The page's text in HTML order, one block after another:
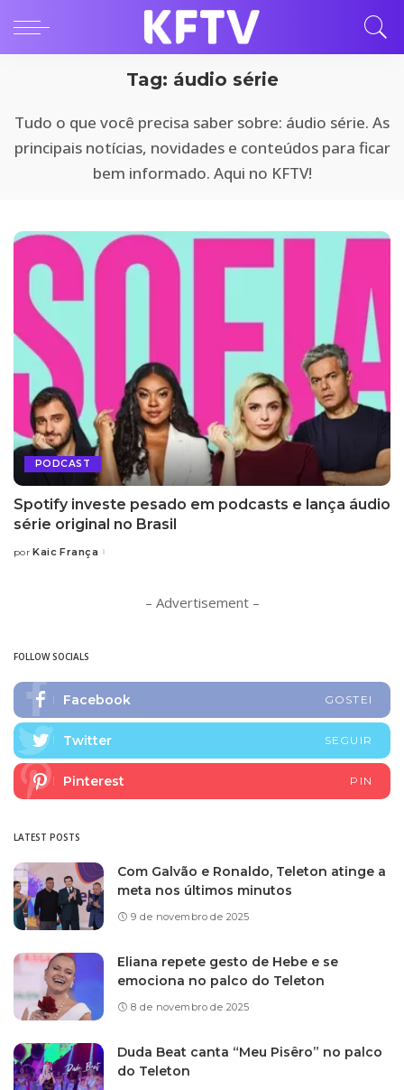
Tag: áudio série
Tudo o que você precisa saber sobre: áudio série. As
principais notícias, novidades e conteúdos para ficar
bem informado. Aqui no KFTV!
PODCAST
Spotify investe pesado em podcasts e lança áudio
série original no Brasil
Posted
por Kaic França
– Advertisement –
FOLLOW SOCIALS
Facebook GOSTEI
Twitter SEGUIR
Pinterest PIN
LATEST POSTS
Com Galvão e Ronaldo, Teleton atinge a
meta nos últimos minutos
9 de novembro de 2025
Eliana repete gesto de Hebe e se
emociona no palco do Teleton
8 de novembro de 2025
Duda Beat canta “Meu Pisêro” no palco
do Teleton